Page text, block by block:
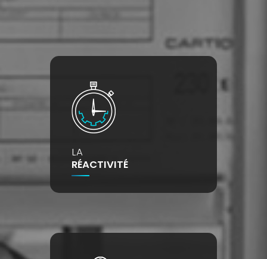
LA
RÉACTIVITÉ